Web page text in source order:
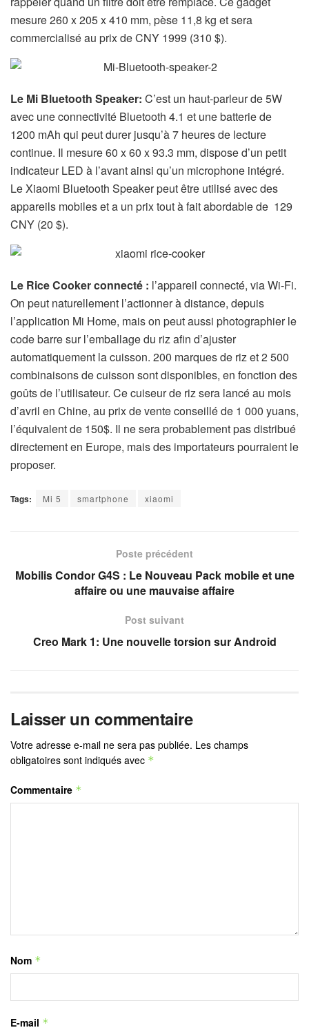
mesure 260 x 205 x 410 mm, pèse 11,8 kg et sera
commercialisé au prix de CNY 1999 (310 $).
Le Mi Bluetooth Speaker: C’est un haut-parleur de 5W
avec une connectivité Bluetooth 4.1 et une batterie de
1200 mAh qui peut durer jusqu’à 7 heures de lecture
continue. Il mesure 60 x 60 x 93.3 mm, dispose d’un petit
indicateur LED à l’avant ainsi qu’un microphone intégré.
Le Xiaomi Bluetooth Speaker peut être utilisé avec des
appareils mobiles et a un prix tout à fait abordable de 129
CNY (20 $).
Le Rice Cooker connecté : l’appareil connecté, via Wi-Fi.
On peut naturellement l’actionner à distance, depuis
l’application Mi Home, mais on peut aussi photographier le
code barre sur l’emballage du riz afin d’ajuster
automatiquement la cuisson. 200 marques de riz et 2 500
combinaisons de cuisson sont disponibles, en fonction des
goûts de l’utilisateur. Ce cuiseur de riz sera lancé au mois
d’avril en Chine, au prix de vente conseillé de 1 000 yuans,
l’équivalent de 150$. Il ne sera probablement pas distribué
directement en Europe, mais des importateurs pourraient le
proposer.
Tags: Mi 5 smartphone xiaomi
Poste précédent
Mobilis Condor G4S : Le Nouveau Pack mobile et une
affaire ou une mauvaise affaire
Post suivant
Creo Mark 1: Une nouvelle torsion sur Android
Laisser un commentaire
Votre adresse e-mail ne sera pas publiée. Les champs
obligatoires sont indiqués avec *
Commentaire *
Nom *
E-mail *